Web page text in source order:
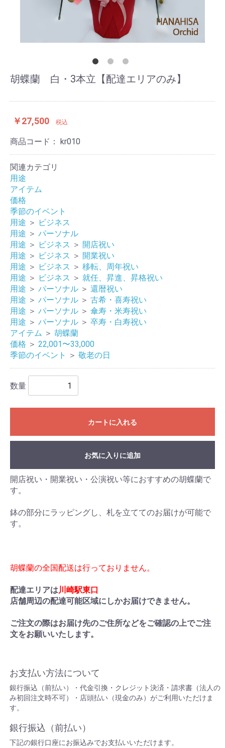
胡蝶蘭 白・3本立【配達エリアのみ】
￥27,500 税込
商品コード： kr010
関連カテゴリ
用途
アイテム
価格
季節のイベント
用途 ＞ ビジネス
用途 ＞ パーソナル
用途 ＞ ビジネス ＞ 開店祝い
用途 ＞ ビジネス ＞ 開業祝い
用途 ＞ ビジネス ＞ 移転、周年祝い
用途 ＞ ビジネス ＞ 就任、昇進、昇格祝い
用途 ＞ パーソナル ＞ 還暦祝い
用途 ＞ パーソナル ＞ 古希・喜寿祝い
用途 ＞ パーソナル ＞ 傘寿・米寿祝い
用途 ＞ パーソナル ＞ 卒寿・白寿祝い
アイテム ＞ 胡蝶蘭
価格 ＞ 22,001〜33,000
季節のイベント
＞ 敬老の日
数量
カートに入れる
お気に入りに追加
開店祝い・開業祝い・公演祝い等におすすめの胡蝶蘭で
す。
鉢の部分にラッピングし、札を立ててのお届けが可能で
す。
胡蝶蘭の全国配送は行っておりません。
配達エリアは川崎駅東口
店舗周辺の配達可能区域にしかお届けできません。
ご注文の際はお届け先のご住所などをご確認の上でご注
文をお願いいたします。
お支払い方法について
銀行振込（前払い）・代金引換・クレジット決済・請求書（法人の
み初回注文時不可）・店頭払い（現金のみ）がご利用いただけま
す。
銀行振込（前払い）
下記の銀行口座にお振込みでお支払いいただけます。